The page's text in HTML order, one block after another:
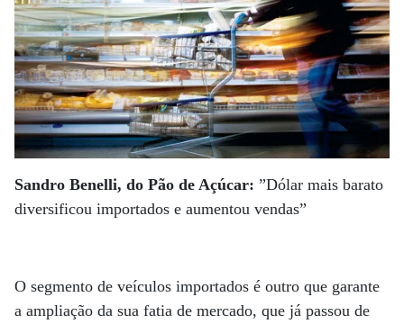
Sandro Benelli, do Pão de Açúcar: ”Dólar mais barato
diversificou importados e aumentou vendas”
O segmento de veículos importados é outro que garante
a ampliação da sua fatia de mercado, que já passou de